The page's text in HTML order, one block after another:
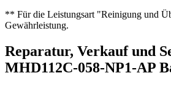
** Für die Leistungsart "Reinigung und
Gewährleistung.
Reparatur, Verkauf und
MHD112C-058-NP1-AP